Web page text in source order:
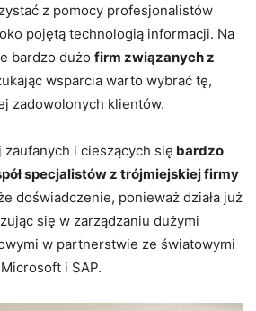
z pomocy profesjonalistów
pojętą technologią informacji. Na
bardzo dużo firm związanych z
wsparcia warto wybrać tę,
zadowolonych klientów.
i cieszących się bardzo
specjalistów z trójmiejskiej firmy
doświadczenie, ponieważ działa już
się w zarządzaniu dużymi
w partnerstwie ze światowymi
i SAP.